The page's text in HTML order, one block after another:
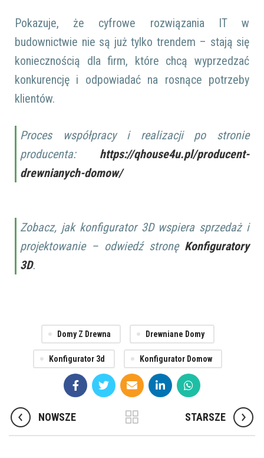
Pokazuje, że cyfrowe rozwiązania IT w
budownictwie nie są już tylko trendem – stają się
koniecznością dla firm, które chcą wyprzedzać
konkurencję i odpowiadać na rosnące potrzeby
klientów.
Proces współpracy i realizacji po stronie
producenta: https://qhouse4u.pl/producent-
drewnianych-domow/
Zobacz, jak konfigurator 3D wspiera sprzedaż i
projektowanie – odwiedź stronę Konfiguratory
3D.
Domy Z Drewna Drewniane Domy
Konfigurator 3d Konfigurator Domow
NOWSZE STARSZE